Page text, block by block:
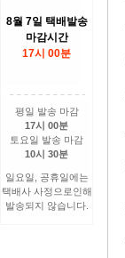
8월 7일 택배발송
마감시간
17시 00분
평일 발송 마감
17시 00분
토요일 발송 마감
10시 30분
일요일, 공휴일에는
택배사 사정으로인해
발송되지 않습니다.